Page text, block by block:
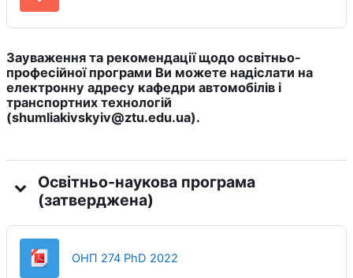
Зауваження та рекомендації щодо освітньо-
професійної програми Ви можете надіслати на
електронну адресу кафедри автомобілів і
транспортних технологій
(shumliakivskyiv@ztu.edu.ua).
Освітньо-наукова програма
(затверджена)
ОНП 274 PhD 2022